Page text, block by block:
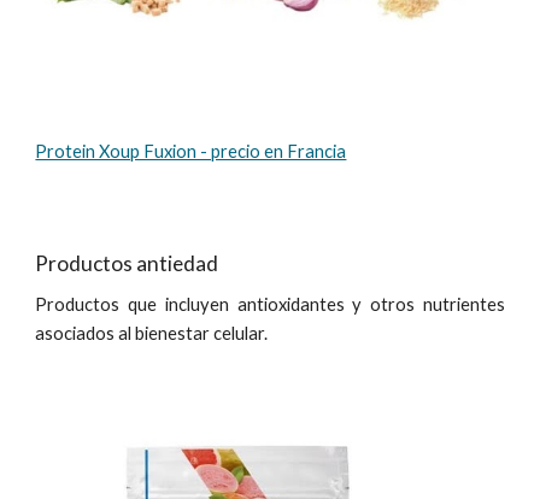
Protein Xoup Fuxion - precio en Francia
Productos antiedad
Productos que incluyen antioxidantes y otros nutrientes
asociados al bienestar celular.